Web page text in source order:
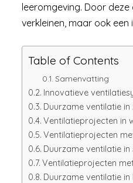
leeromgeving. Door
verkleinen, maar ook
Table of Contents
Samenvatting
Innovatieve
Duurzame ventilatie in
Ventilatieprojecten in
Ventilatieprojecten
Duurzame ventilatie
Ventilatieprojecten
Duurzame ventilatie